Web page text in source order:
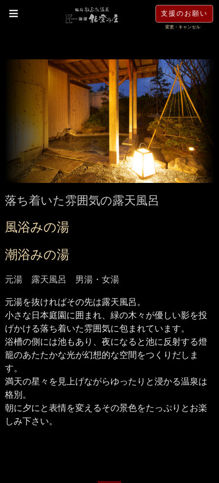
支援のお願い
変更・キャンセル
落ち着いた雰囲気の露天風呂
風浴みの湯
潮浴みの湯
元湯 露天風呂 男湯・女湯
元湯を抜ければその先は露天風呂。
小さな日本庭園に囲まれ、緑の木々が優しい影を投
げかける落ち着いた雰囲気に包まれています。
浴槽の側には池もあり、夜になると池に反射する燈
籠のあたたかな光が幻想的な空間をつくりだしま
す。
満天の星々を見上げながらゆったりと浸かる温泉は
格別。
朝に夕にと表情を変えるその景色をたっぷりとお楽
しみ下さい。